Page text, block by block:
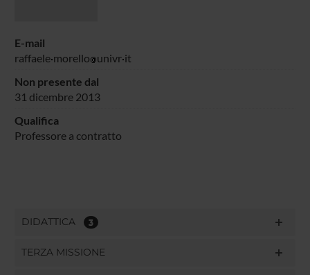
E-mail
raffaele morello univr it
Non presente dal
31 dicembre 2013
Qualifica
Professore a contratto
DIDATTICA 3
TERZA MISSIONE